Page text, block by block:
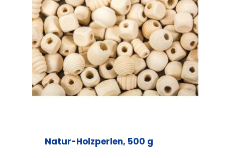
Natur-Holzperlen, 500 g